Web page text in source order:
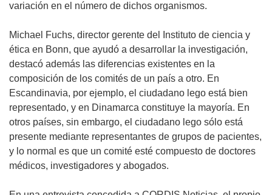
variación en el número de dichos organismos.
Michael Fuchs, director gerente del Instituto de ciencia y
ética en Bonn, que ayudó a desarrollar la investigación,
destacó además las diferencias existentes en la
composición de los comités de un país a otro. En
Escandinavia, por ejemplo, el ciudadano lego está bien
representado, y en Dinamarca constituye la mayoría. En
otros países, sin embargo, el ciudadano lego sólo está
presente mediante representantes de grupos de pacientes,
y lo normal es que un comité esté compuesto de doctores
médicos, investigadores y abogados.